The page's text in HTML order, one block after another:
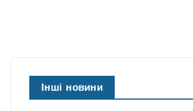
Інші новини